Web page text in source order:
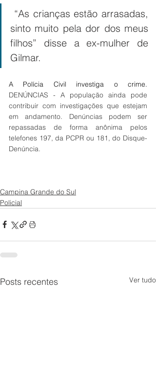
sinto muito pela dor dos meus
filhos” disse a ex-mulher de
Gilmar.
DENÚNCIAS - A população ainda pode
contribuir com investigações que estejam
em andamento. Denúncias podem ser
repassadas de forma anônima pelos
telefones 197, da PCPR ou 181, do Disque-
Denúncia.
Campina Grande do Sul
Policial
Posts recentes Ver tudo